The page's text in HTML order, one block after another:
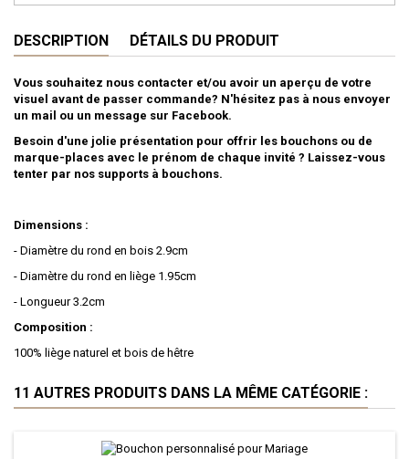
DESCRIPTION DÉTAILS DU PRODUIT
Vous souhaitez nous contacter et/ou avoir un aperçu de votre
visuel avant de passer commande? N'hésitez pas à nous envoyer
un mail ou un message sur Facebook.
Besoin d'une jolie présentation pour offrir les bouchons ou de
marque-places avec le prénom de chaque invité ? Laissez-vous
tenter par nos supports à bouchons.
Dimensions :
- Diamètre du rond en bois 2.9cm
- Diamètre du rond en liège 1.95cm
- Longueur 3.2cm
Composition :
100% liège naturel et bois de hêtre
11 AUTRES PRODUITS DANS LA MÊME CATÉGORIE :